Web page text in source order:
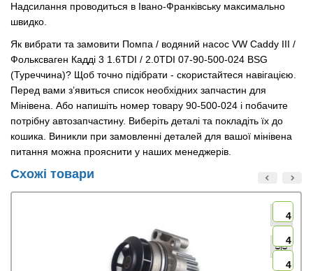
Надсилання проводиться в Івано-Франківську максимально
швидко.
Як вибрати та замовити Помпа / водяний насос VW Caddy III /
Фольксваген Кадді 3 1.6TDI / 2.0TDI 07-90-500-024 BSG
(Туреччина)? Щоб точно підібрати - скористайтеся навігацією.
Перед вами з’явиться список необхідних запчастин для
Мінівена. Або напишіть номер товару 90-500-024 і побачите
потрібну автозапчастину. Виберіть деталі та покладіть їх до
кошика. Виникли при замовленні деталей для вашої мінівена
питання можна прояснити у наших менеджерів.
Схожі товари
4
4
4